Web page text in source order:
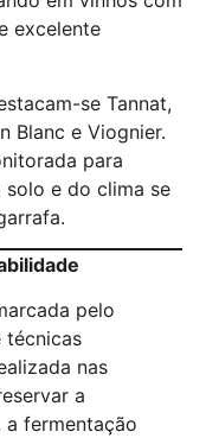
excelente
se Tannat,
Blanc e Viognier.
para
e do clima se
pelo
técnicas
nas
a
a fermentação